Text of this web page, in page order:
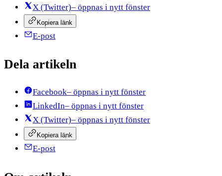
X (Twitter)– öppnas i nytt fönster
Kopiera länk
E-post
Dela artikeln
Facebook– öppnas i nytt fönster
LinkedIn– öppnas i nytt fönster
X (Twitter)– öppnas i nytt fönster
Kopiera länk
E-post